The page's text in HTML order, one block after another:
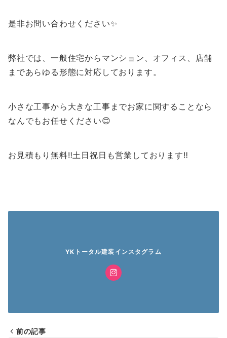
是非お問い合わせください✨
弊社では、一般住宅からマンション、オフィス、店舗
まであらゆる形態に対応しております。
小さな工事から大きな工事までお家に関することなら
なんでもお任せください😊
お見積もり無料‼️土日祝日も営業しております‼️
YKトータル建装インスタグラム
前の記事